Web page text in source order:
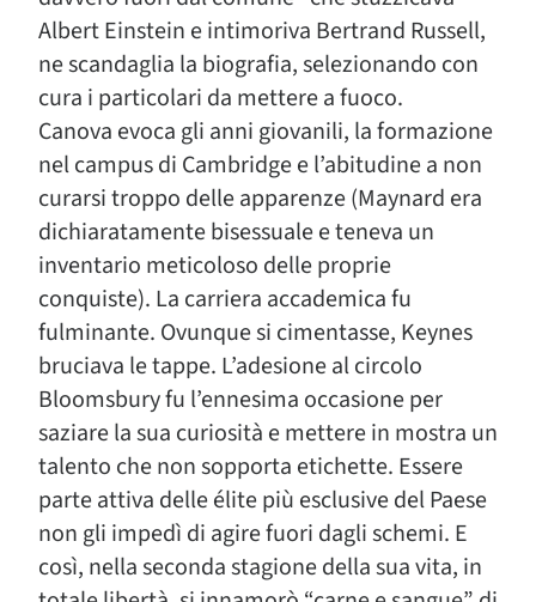
Albert Einstein e intimoriva Bertrand Russell,
ne scandaglia la biografia, selezionando con
cura i particolari da mettere a fuoco.
Canova evoca gli anni giovanili, la formazione
nel campus di Cambridge e l’abitudine a non
curarsi troppo delle apparenze (Maynard era
dichiaratamente bisessuale e teneva un
inventario meticoloso delle proprie
conquiste). La carriera accademica fu
fulminante. Ovunque si cimentasse, Keynes
bruciava le tappe. L’adesione al circolo
Bloomsbury fu l’ennesima occasione per
saziare la sua curiosità e mettere in mostra un
talento che non sopporta etichette. Essere
parte attiva delle élite più esclusive del Paese
non gli impedì di agire fuori dagli schemi. E
così, nella seconda stagione della sua vita, in